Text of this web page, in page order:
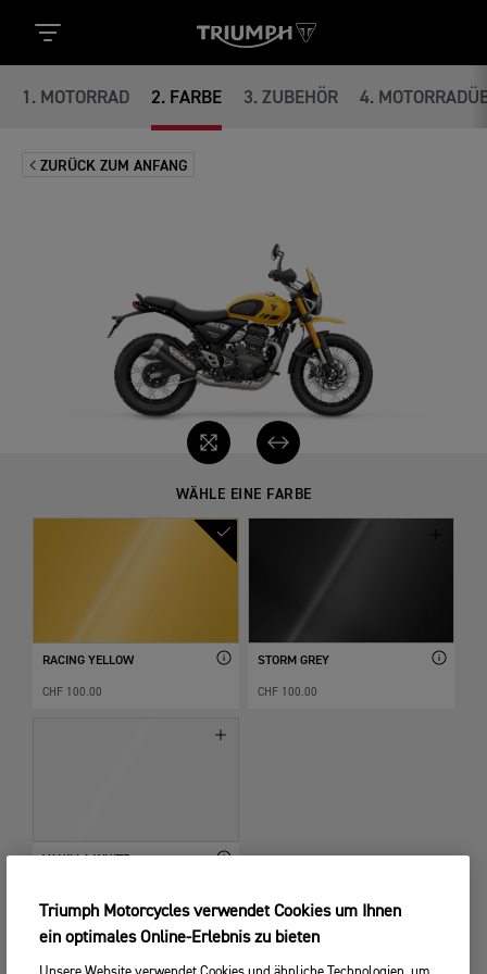
1 . MOTORRAD 2. FARBE 3. ZUBEHÖR 4.
ZURÜCK ZUM ANFANG
WÄHLE EINE FARBE
RACING YELLOW
CHF 100.00
STORM GREY
CHF 100.00
Triumph Motorcycles verwendet Cookies um Ihnen
ein optimales Online-Erlebnis zu bieten